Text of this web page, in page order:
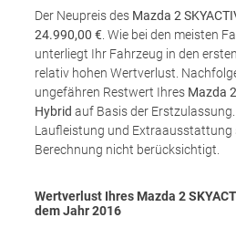
Der Neupreis des Mazda 2
24.990,00 € . Wie bei den meisten
unterliegt Ihr Fahrzeug in den
relativ hohen Wertverlust.
ungefähren Restwert Ihres Mazda
Hybrid auf Basis der
Laufleistung und Extraausstattung
Berechnung nicht berücksichtigt.
Wertverlust Ihres Mazda 2
dem Jahr2016